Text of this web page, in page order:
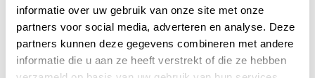
informatie over uw gebruik van onze site met onze
partners voor social media, adverteren en analyse. Deze
partners kunnen deze gegevens combineren met andere
informatie die u aan ze heeft verstrekt of die ze hebben
1